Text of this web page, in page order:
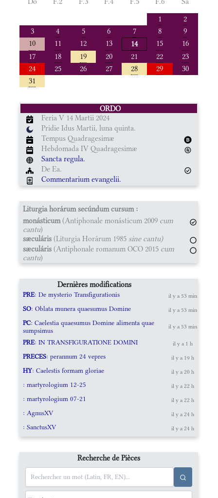
1
2
3
4 5 6 7 8
9
10
11 12 13 14 15
16
17
18 19 20 21 22
23
24
25 26 27 28 29
30
31
ORDO
Feria V 14 Martii 2024
Pridie Idus Martii, luna quinta.
Tempus Quadragesimæ
Hebdomada IV Quadragesimæ
Sancta regula.
De Ea.
Commentarium evangelii.
Liturgia horárum secúndum cursum :
monásticum(Antiphonale monásticum 2009 cum
cantu)
sæculáris (Liturgia Horárum 1985 sine cantu)
sæculáris (Antiphonale romanum OCO 2015 cum
cantu)
Dernières modifications
PRE: De mysterio Transfigurationis il y a 53 min
SO: Oblata munera quaesumus Domine il y a 53 min
PC: Caelestia quaesumus Domine alimenta quae
sumpsimus
il y a 53 min
PRE: IN TRANSFIGURATIONE DOMINI il y a 1 h
PRECES: perannum 24 vepres il y a 19 h
HY: Caelestis formam gloriae il y a 20 h
: martyrologium 12-25 il y a 22 h
: martyrologium 07-21 il y a 22 h
: AgnusXV il y a 24 h
: SanctusXV il y a 24 h
Recherche de Pièces